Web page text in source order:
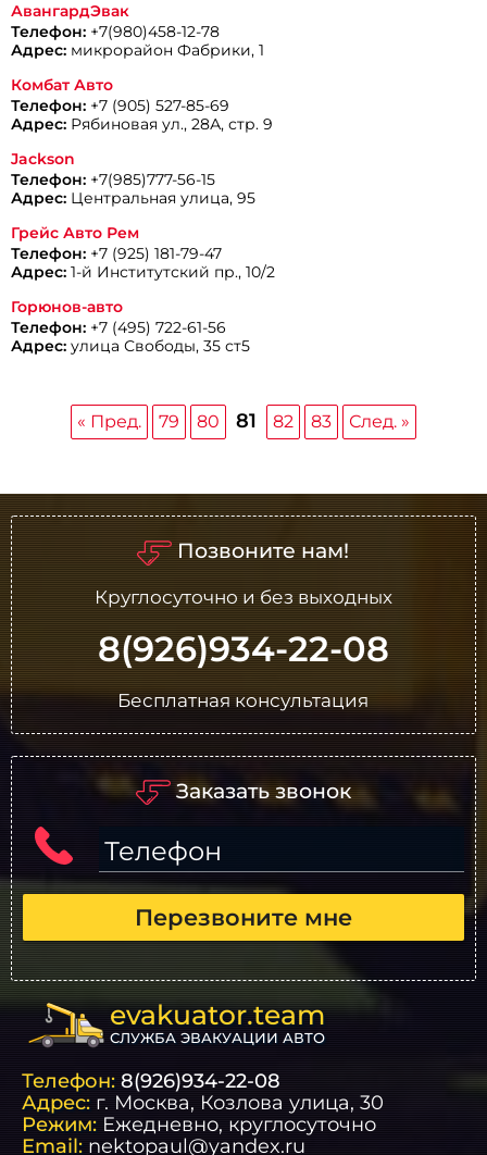
АвангардЭвак
Телефон: +7(980)458-12-78
Адрес: микрорайон Фабрики, 1
Комбат Авто
Телефон: +7 (905) 527-85-69
Адрес: Рябиновая ул., 28А, стр. 9
Jackson
Телефон: +7(985)777-56-15
Адрес: Центральная улица, 95
Грейс Авто Рем
Телефон: +7 (925) 181-79-47
Адрес: 1-й Институтский пр., 10/2
Горюнов-авто
Телефон: +7 (495) 722-61-56
Адрес: улица Свободы, 35 ст5
« Пред. 79 80 81 82 83 След. »
Позвоните нам!
Круглосуточно и без выходных
8(926)934-22-08
Бесплатная консультация
Заказать звонок
Телефон
Перезвоните мне
evakuator.team
СЛУЖБА ЭВАКУАЦИИ АВТО
Телефон: 8(926)934-22-08
Адрес: г. Москва, Козлова улица, 30
Режим: Ежедневно, круглосуточно
Email: nektopaul@yandex.ru